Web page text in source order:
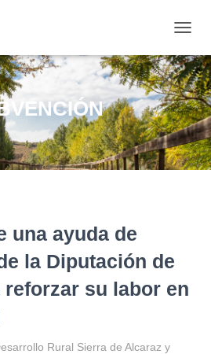
MODO
DE
una ayuda de
la Diputación de
su labor en
Rural Sierra de Alcaraz y